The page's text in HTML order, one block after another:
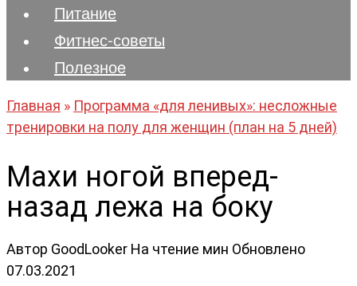
Питание
Фитнес-советы
Полезноe
Главная » Программа «для ленивых»: несложные
тренировки на полу для женщин (план на 5 дней)
Махи ногой вперед-
назад лежа на боку
Автор GoodLooker На чтение мин Обновлено
07.03.2021